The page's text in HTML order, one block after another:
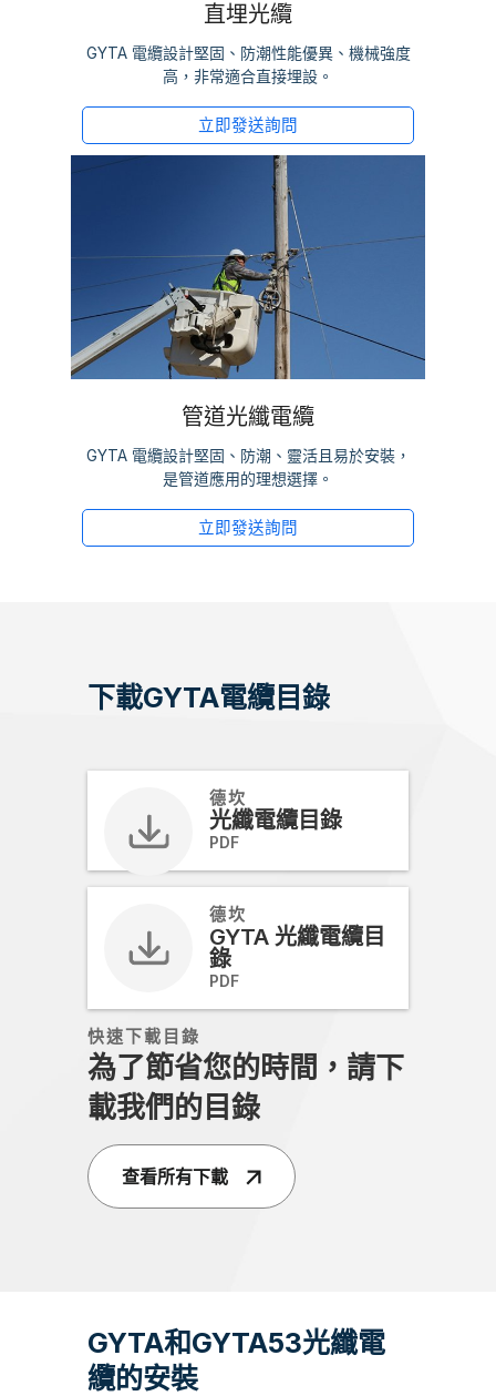
直埋光纜
GYTA 電纜設計堅固、防潮性能優異、機械強度
高，非常適合直接埋設。
立即發送詢問
管道光纖電纜
GYTA 電纜設計堅固、防潮、靈活且易於安裝，
是管道應用的理想選擇。
立即發送詢問
下載GYTA電纜目錄
德坎
光纖電纜目錄
PDF
德坎
GYTA 光纖電纜目
錄
PDF
快速下載目錄
為了節省您的時間，請下
載我們的目錄
查看所有下載
GYTA和GYTA53光纖電
纜的安裝